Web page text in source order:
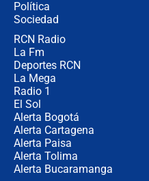
Política
Sociedad
RCN Radio
La Fm
Deportes RCN
La Mega
Radio 1
El Sol
Alerta Bogotá
Alerta Cartagena
Alerta Paisa
Alerta Tolima
Alerta Bucaramanga